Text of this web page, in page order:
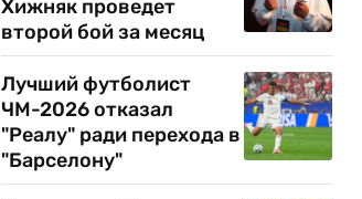
Хижняк проведет
второй бой за месяц
Лучший футболист
ЧМ-2026 отказал
"Реалу" ради перехода в
"Барселону"